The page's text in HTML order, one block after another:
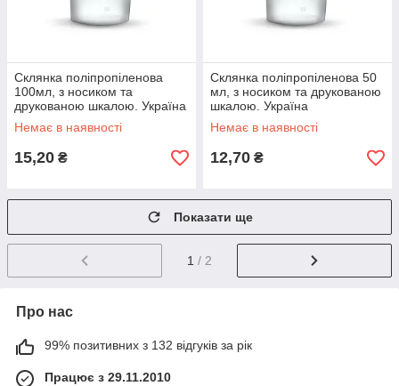
Склянка поліпропіленова
100мл, з носиком та
друкованою шкалою. Україна
Немає в наявності
15,20 ₴
Склянка поліпропіленова 50
мл, з носиком та друкованою
шкалою. Україна
Немає в наявності
12,70 ₴
Показати ще
1 / 2
Про нас
99% позитивних з 132 відгуків за рік
Працює з 29.11.2010